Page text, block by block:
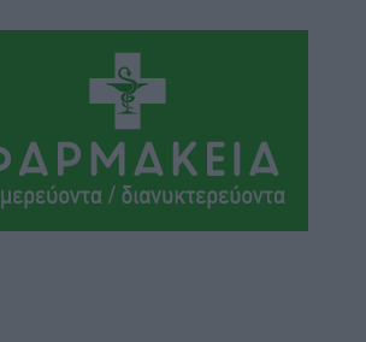
37χρονη στη Ρόδο γιατί
αφήσει τα τρία ανήλικα παιδιά της
επιτήρηση
Ειδήσεις πριν 7 ώρες
Καλυθιών: Απέκτησε την